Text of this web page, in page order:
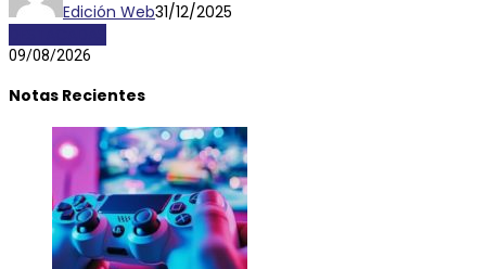
Edición Web31/12/2025
09/08/2026
Notas Recientes